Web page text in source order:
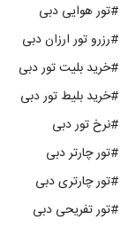
#تور هوایی دبی
#رزرو تور ارزان دبی
#خرید بلیت تور دبی
#خرید بلیط تور دبی
#نرخ تور دبی
#تور چارتر دبی
#تور چارتری دبی
#تور تفریحی دبی